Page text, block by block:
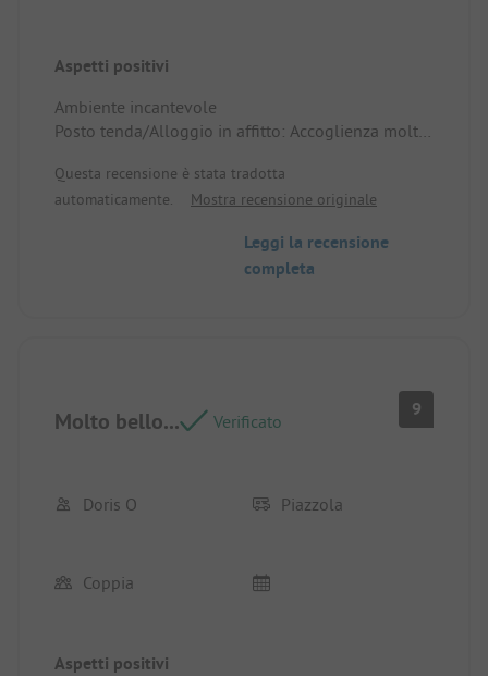
Aspetti positivi
Ambiente incantevole
Posto tenda/Alloggio in affitto: Accoglienza molto
Questa recensione è stata tradotta
automaticamente.
Mostra recensione originale
Leggi la recensione
completa
Molto bello... Verificato
9
Doris O Piazzola
Coppia
Aspetti positivi